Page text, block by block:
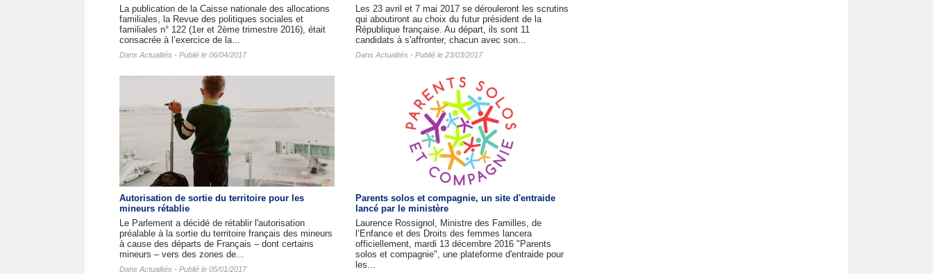
La publication de la Caisse nationale des allocations
familiales, la Revue des politiques sociales et
familiales n° 122 (1er et 2ème trimestre 2016), était
consacrée à l’exercice de la...
Dans Actualités - Publié le 06/04/2017
Les 23 avril et 7 mai 2017 se dérouleront les scrutins
qui aboutiront au choix du futur président de la
République française. Au départ, ils sont 11
candidats à s'affronter, chacun avec son...
Dans Actualités - Publié le 23/03/2017
Autorisation de sortie du territoire pour les
mineurs rétablie
Le Parlement a décidé de rétablir l'autorisation
préalable à la sortie du territoire français des mineurs
à cause des départs de Français – dont certains
mineurs – vers des zones de...
Dans Actualités - Publié le 05/01/2017
Parents solos et compagnie, un site d'entraide
lancé par le ministère
Laurence Rossignol, Ministre des Familles, de
l’Enfance et des Droits des femmes lancera
officiellement, mardi 13 décembre 2016 "Parents
solos et compagnie", une plateforme d'entraide pour
les...